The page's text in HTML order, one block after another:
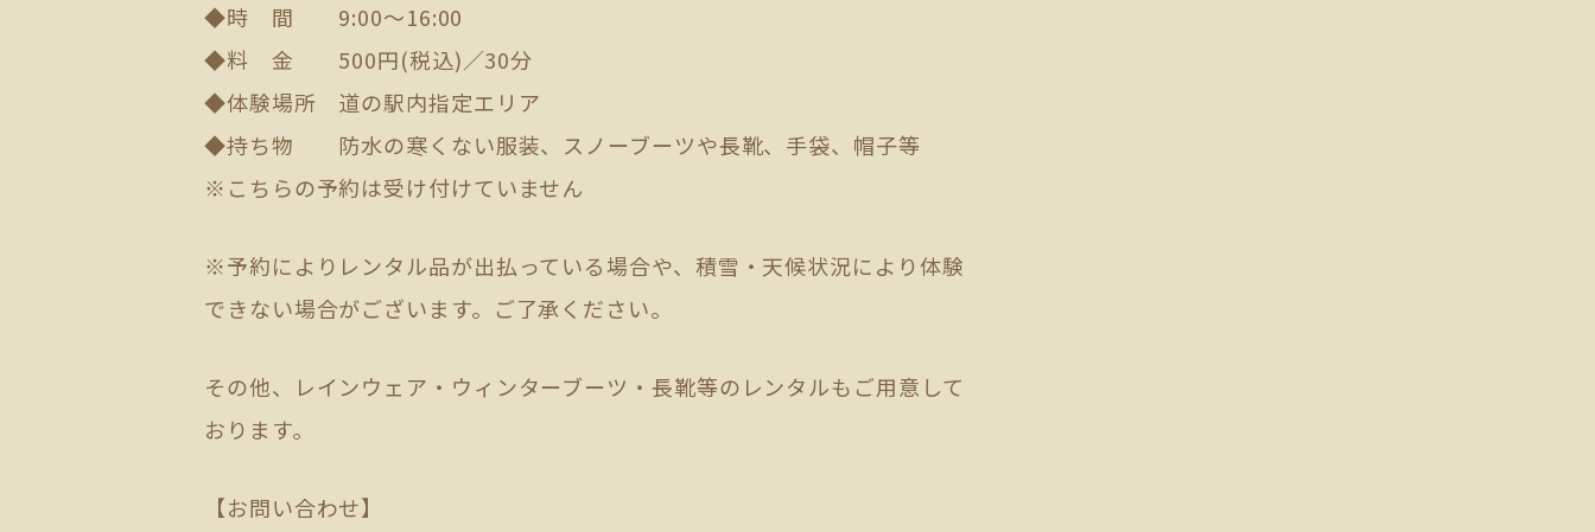
◆時 間 9:00～16:00
◆料 金 500円(税込)／30分
◆体験場所 道の駅内指定エリア
◆持ち物 防水の寒くない服装、スノーブーツや長靴、手袋、帽子等
※こちらの予約は受け付けていません
※予約によりレンタル品が出払っている場合や、積雪・天候状況により体験
できない場合がございます。ご了承ください。
その他、レインウェア・ウィンターブーツ・長靴等のレンタルもご用意して
おります。
【お問い合わせ】